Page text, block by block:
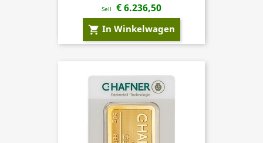
Sell € 6.236,50
shopping_cart In Winkelwagen